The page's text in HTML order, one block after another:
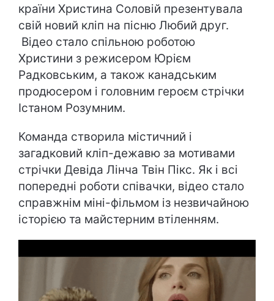
країни Христина Соловій презентувала
свій новий кліп на пісню Любий друг.
Відео стало спільною роботою
Христини з режисером Юрієм
Радковським, а також канадським
продюсером і головним героєм стрічки
Істаном Розумним.
Команда створила містичний і
загадковий кліп-дежавю за мотивами
стрічки Девіда Лінча Твін Пікс. Як і всі
попередні роботи співачки, відео стало
справжнім міні-фільмом із незвичайною
історією та майстерним втіленням.